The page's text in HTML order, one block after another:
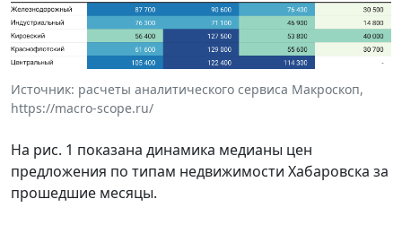
Источник: расчеты аналитического сервиса Макроскоп,
https://macro-scope.ru/
На рис. 1 показана динамика медианы цен
предложения по типам недвижимости Хабаровска за
прошедшие месяцы.